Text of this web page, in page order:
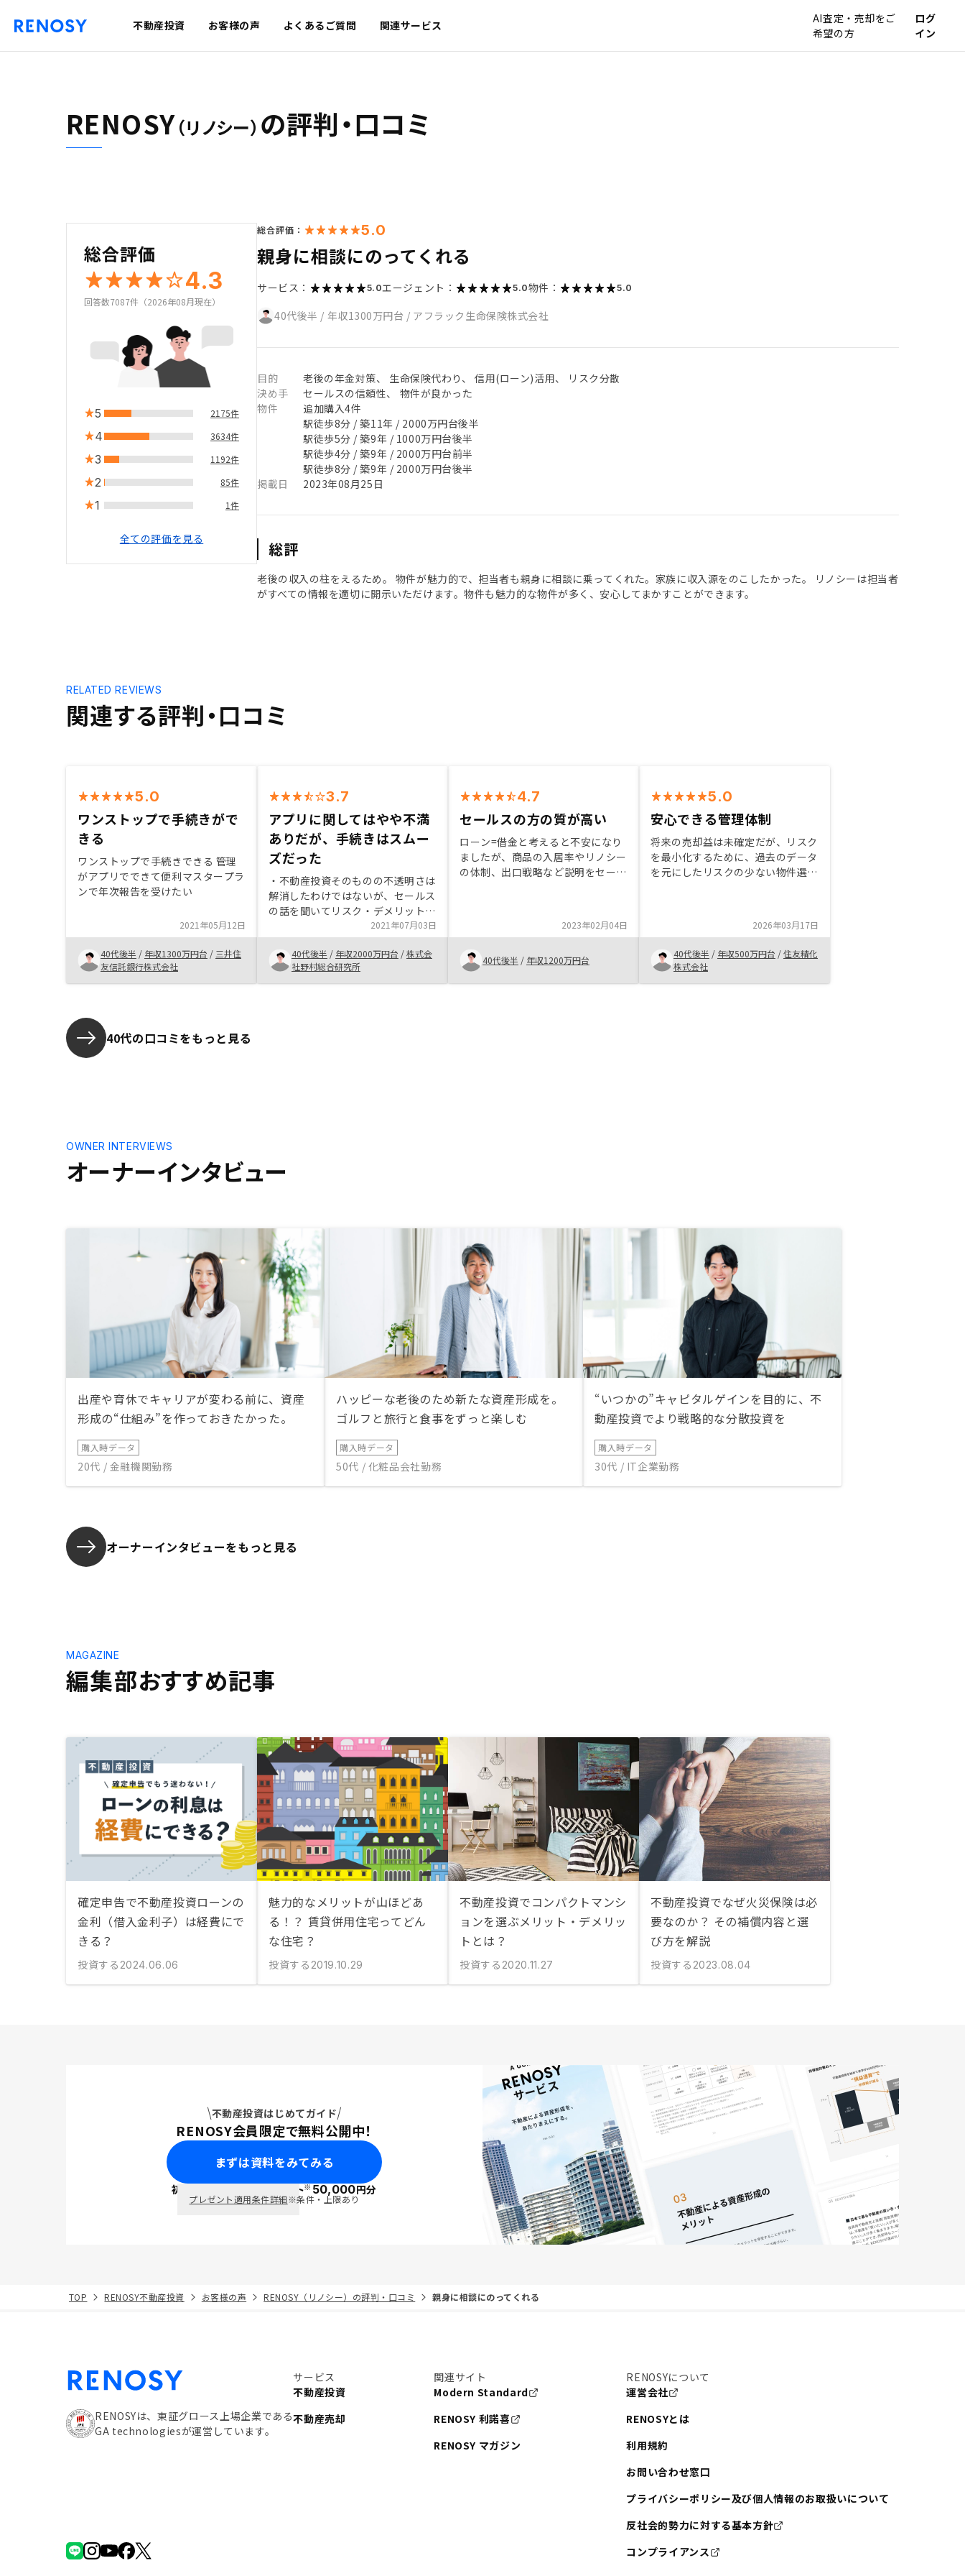
不動産投資 お客様の声 よくあるご質問 関連サービス
AI査定・売却をご
希望の方
ログ
イン
RENOSY（リノシー） の評判・口コミ
総合評価
4.3
回答数7087件（2026年08月現在）
5 2175件
4 3634件
3 1192件
2 85件
1 1件
全ての評価を見る
総合評価： 5.0
親身に相談にのってくれる
サービス： 5.0エージェント： 5.0物件： 5.0
40代後半 / 年収1300万円台 / アフラック生命保険株式会社
目的
老後の年金対策、 生命保険代わり、 信用(ローン)活用、 リスク分散
決め手
セールスの信頼性、 物件が良かった
物件
追加購入4件
駅徒歩8分 / 築11年 / 2000万円台後半
駅徒歩5分 / 築9年 / 1000万円台後半
駅徒歩4分 / 築9年 / 2000万円台前半
駅徒歩8分 / 築9年 / 2000万円台後半
掲載日
2023年08月25日
総評
老後の収入の柱をえるため。 物件が魅力的で、担当者も親身に相談に乗ってくれた。家族に収入源をのこしたかった。 リノシーは担当者
がすべての情報を適切に開示いただけます。物件も魅力的な物件が多く、安心してまかすことができます。
関連する評判・口コミ
RELATED REVIEWS
5.0
ワンストップで手続きがで
きる
ワンストップで手続きできる 管理
がアプリでできて便利マスタープラ
ンで年次報告を受けたい
2021年05月12日
40代後半 / 年収1300万円台 / 三井住
友信託銀行株式会社
3.7
アプリに関してはやや不満
ありだが、手続きはスムー
ズだった
・不動産投資そのものの不透明さは
解消したわけではないが、セールス
の話を聞いてリスク・デメリットが
許容範囲に収まっていることが、購
入に至った理由です。 ・信用を活
用したローンなど手持ち現金を崩さ
ずに投資できることにメリットを感
じています。 ・手続きもスムーズ
2021年07月03日
40代後半 / 年収2000万円台 /株式会
社野村総合研究所
4.7
セールスの方の質が高い
ローン=借金と考えると不安になり
ましたが、商品の入居率やリノシー
の体制、出口戦略など説明をセール
入後も不安な事や良くわからない事
寧さも購入を決めた大きなポイント
2023年02月04日
40代後半 / 年収1200万円台
5.0
安心できる管理体制
将来の売却益は未確定だが、リスク
を最小化するために、過去のデータ
を元にしたリスクの少ない物件選び
いと感じました。ネット上で、リノ
シーと顧客が進捗を確認できるよ
う、契約後のTODOリストと、進捗
2026年03月17日
40代後半 / 年収500万円台 /住友精化
株式会社
40代の口コミをもっと見る
オーナーインタビュー
OWNER INTERVIEWS
出産や育休でキャリアが変わる前に、資産
形成の“仕組み”を作っておきたかった。
購入時データ
20代 / 金融機関勤務
ハッピーな老後のため新たな資産形成を。
ゴルフと旅行と食事をずっと楽しむ
購入時データ
50代 / 化粧品会社勤務
“いつかの”キャピタルゲインを目的に、不
動産投資でより戦略的な分散投資を
購入時データ
30代 / IT企業勤務
オーナーインタビューをもっと見る
編集部おすすめ記事
MAGAZINE
確定申告で不動産投資ローンの
金利（借入金利子）は経費にで
きる？
投資する 2024.06.06
魅力的なメリットが山ほどあ
る！？ 賃貸併用住宅ってどん
な住宅？
投資する 2019.10.29
不動産投資でコンパクトマンシ
ョンを選ぶメリット・デメリッ
トとは？
投資する 2020.11.27
不動産投資でなぜ火災保険は必
要なのか？ その補償内容と選
び方を解説
投資する 2023.08.04
不動産投資はじめてガイド
RENOSY会員限定で無料公開中！
まずは資料をみてみる
初回面談で ポイント※50,000円分
プレゼント適用条件詳細※条件・上限あり
TOP RENOSY不動産投資 お客様の声 RENOSY（リノシー）の評判・口コミ 親身に相談にのってくれる
RENOSYは、東証グロース上場企業である
GA technologiesが運営しています。
サービス
不動産投資
不動産売却
関連サイト
Modern Standard
RENOSY 利諾喜
RENOSY マガジン
RENOSYについて
運営会社
RENOSYとは
利用規約
お問い合わせ窓口
プライバシーポリシー及び個人情報のお取扱いについて
反社会的勢力に対する基本方針
コンプライアンス